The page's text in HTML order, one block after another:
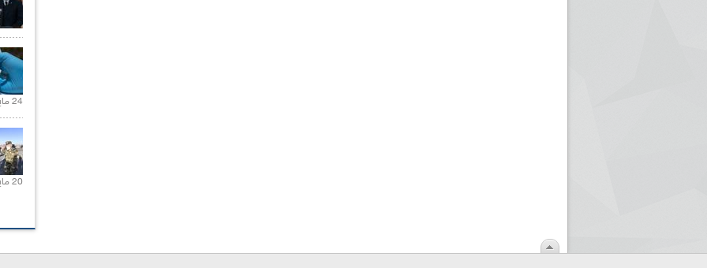
24 مايو 2021 |
20 مايو 2021 |